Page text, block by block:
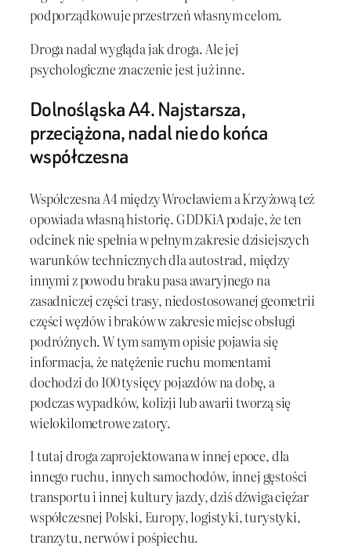
podporządkowuje przestrzeń własnym celom.
Droga nadal wygląda jak droga. Ale jej
psychologiczne znaczenie jest już inne.
Dolnośląska A4. Najstarsza,
przeciążona, nadal nie do końca
współczesna
Współczesna A4 między Wrocławiem a Krzyżową też
opowiada własną historię. GDDKiA podaje, że ten
odcinek nie spełnia w pełnym zakresie dzisiejszych
warunków technicznych dla autostrad, między
innymi z powodu braku pasa awaryjnego na
zasadniczej części trasy, niedostosowanej geometrii
części węzłów i braków w zakresie miejsc obsługi
podróżnych. W tym samym opisie pojawia się
informacja, że natężenie ruchu momentami
dochodzi do 100 tysięcy pojazdów na dobę, a
podczas wypadków, kolizji lub awarii tworzą się
wielokilometrowe zatory.
I tutaj droga zaprojektowana w innej epoce, dla
innego ruchu, innych samochodów, innej gęstości
transportu i innej kultury jazdy, dziś dźwiga ciężar
współczesnej Polski, Europy, logistyki, turystyki,
tranzytu, nerwów i pośpiechu.